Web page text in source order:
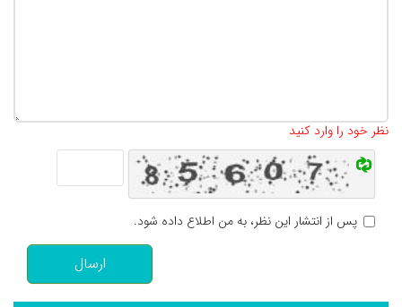
نظر خود را وارد کنید
پس از انتشار این نظر، به من اطلاع داده شود.
ارسال